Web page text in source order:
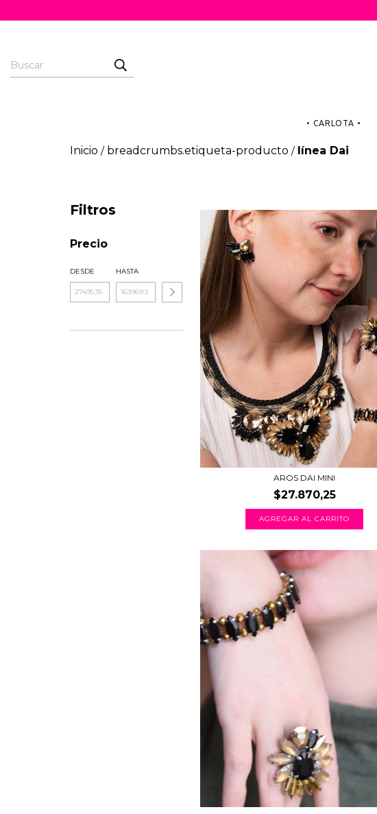
• CARLOTA •
Inicio / breadcrumbs.etiqueta-producto / línea Dai
Filtros
Precio
DESDE HASTA
AROS DAI MINI
$27.870,25